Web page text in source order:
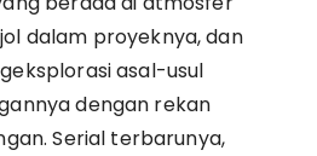
dalam proyeknya, dan
asal-usul
dengan rekan
Serial terbarunya,